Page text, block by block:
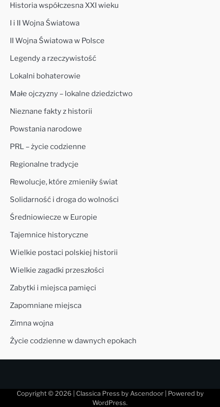
Historia współczesna XXI wieku
I i II Wojna Światowa
II Wojna Światowa w Polsce
Legendy a rzeczywistość
Lokalni bohaterowie
Małe ojczyzny – lokalne dziedzictwo
Nieznane fakty z historii
Powstania narodowe
PRL – życie codzienne
Regionalne tradycje
Rewolucje, które zmieniły świat
Solidarność i droga do wolności
Średniowiecze w Europie
Tajemnice historyczne
Wielkie postaci polskiej historii
Wielkie zagadki przeszłości
Zabytki i miejsca pamięci
Zapomniane miejsca
Zimna wojna
Życie codzienne w dawnych epokach
Copyright © 2026 | Classica Press by Ascendoor| Powered by
WordPress.